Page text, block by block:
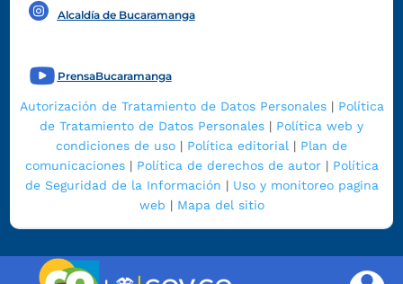
Alcaldía de Bucaramanga
PrensaBucaramanga
Autorización de Tratamiento de Datos Personales| Política
de Tratamiento de Datos Personales | Política web y
condiciones de uso | Política editorial | Plan de
comunicaciones| Política de derechos de autor| Política
de Seguridad de la Información | Uso y monitoreo pagina
web | Mapa del sitio